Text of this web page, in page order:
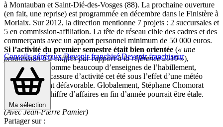
Conseils générauxDevenir franchiséDevenir franchiseur
Ma sélection
à Montauban et Saint-Dié-des-Vosges (88). La prochaine ouverture
(en fait, une reprise) est programmée en décembre dans le Finistère à
Morlaix. Sur 2012, la direction mentionne 7 projets : 2 succursales et
5 en commission-affiliation. La tête de réseau cible des cadres et des
commerçants avec un apport personnel minimum de 50 000 euros.
Si l’activité du premier semestre était bien orientée (« une
progression à 2 chiffres par rapport à la référence 2010 »),
Chattawak
a, comme beaucoup d’enseignes de l’habillement,
enregistré une cassure d’activité cet été sous l’effet d’une météo
particulièrement défavorable. Globalement, Stéphane Chomorat
estime que le chiffre d’affaires en fin d’année pourrait être étale.
(Avec Jean-Pierre Pamier)
Partager sur :